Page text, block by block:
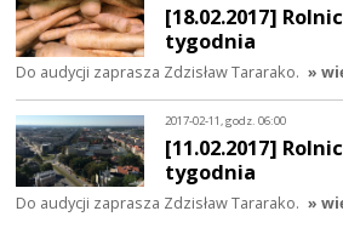
[18.02.2017]
tygodnia
Do audycji zaprasza Zdzisław Tararako. »
2017-02-11, godz. 06:00
[11.02.2017]
tygodnia
Do audycji zaprasza Zdzisław Tararako. »